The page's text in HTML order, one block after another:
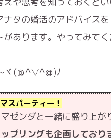
タの婚活のアドバイス
あります。やってみてく
ヾ(＠^▽^＠)ﾉ
スパーティー！
マゼンダと一緒に盛り上が
プリングも企画してお